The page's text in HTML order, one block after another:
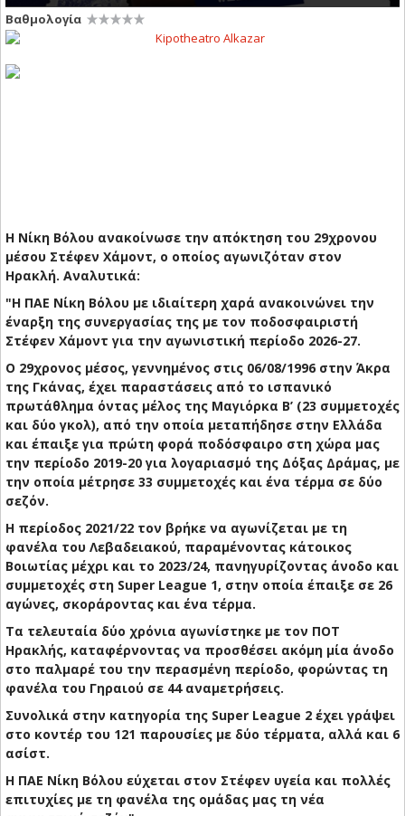
Βαθμολογία
Η Νίκη Βόλου ανακοίνωσε την απόκτηση του 29χρονου
μέσου Στέφεν Χάμοντ, ο οποίος αγωνιζόταν στον
Ηρακλή. Αναλυτικά:
"Η ΠΑΕ Νίκη Βόλου με ιδιαίτερη χαρά ανακοινώνει την
έναρξη της συνεργασίας της με τον ποδοσφαιριστή
Στέφεν Χάμοντ για την αγωνιστική περίοδο 2026-27.
Ο 29χρονος μέσος, γεννημένος στις 06/08/1996 στην Άκρα
της Γκάνας, έχει παραστάσεις από το ισπανικό
πρωτάθλημα όντας μέλος της Μαγιόρκα Β’ (23 συμμετοχές
και δύο γκολ), από την οποία μεταπήδησε στην Ελλάδα
και έπαιξε για πρώτη φορά ποδόσφαιρο στη χώρα μας
την περίοδο 2019-20 για λογαριασμό της Δόξας Δράμας, με
την οποία μέτρησε 33 συμμετοχές και ένα τέρμα σε δύο
σεζόν.
Η περίοδος 2021/22 τον βρήκε να αγωνίζεται με τη
φανέλα του Λεβαδειακού, παραμένοντας κάτοικος
Βοιωτίας μέχρι και το 2023/24, πανηγυρίζοντας άνοδο και
συμμετοχές στη Super League 1, στην οποία έπαιξε σε 26
αγώνες, σκοράροντας και ένα τέρμα.
Τα τελευταία δύο χρόνια αγωνίστηκε με τον ΠΟΤ
Ηρακλής, καταφέρνοντας να προσθέσει ακόμη μία άνοδο
στο παλμαρέ του την περασμένη περίοδο, φορώντας τη
φανέλα του Γηραιού σε 44 αναμετρήσεις.
Συνολικά στην κατηγορία της Super League 2 έχει γράψει
στο κοντέρ του 121 παρουσίες με δύο τέρματα, αλλά και 6
ασίστ.
Η ΠΑΕ Νίκη Βόλου εύχεται στον Στέφεν υγεία και πολλές
επιτυχίες με τη φανέλα της ομάδας μας τη νέα